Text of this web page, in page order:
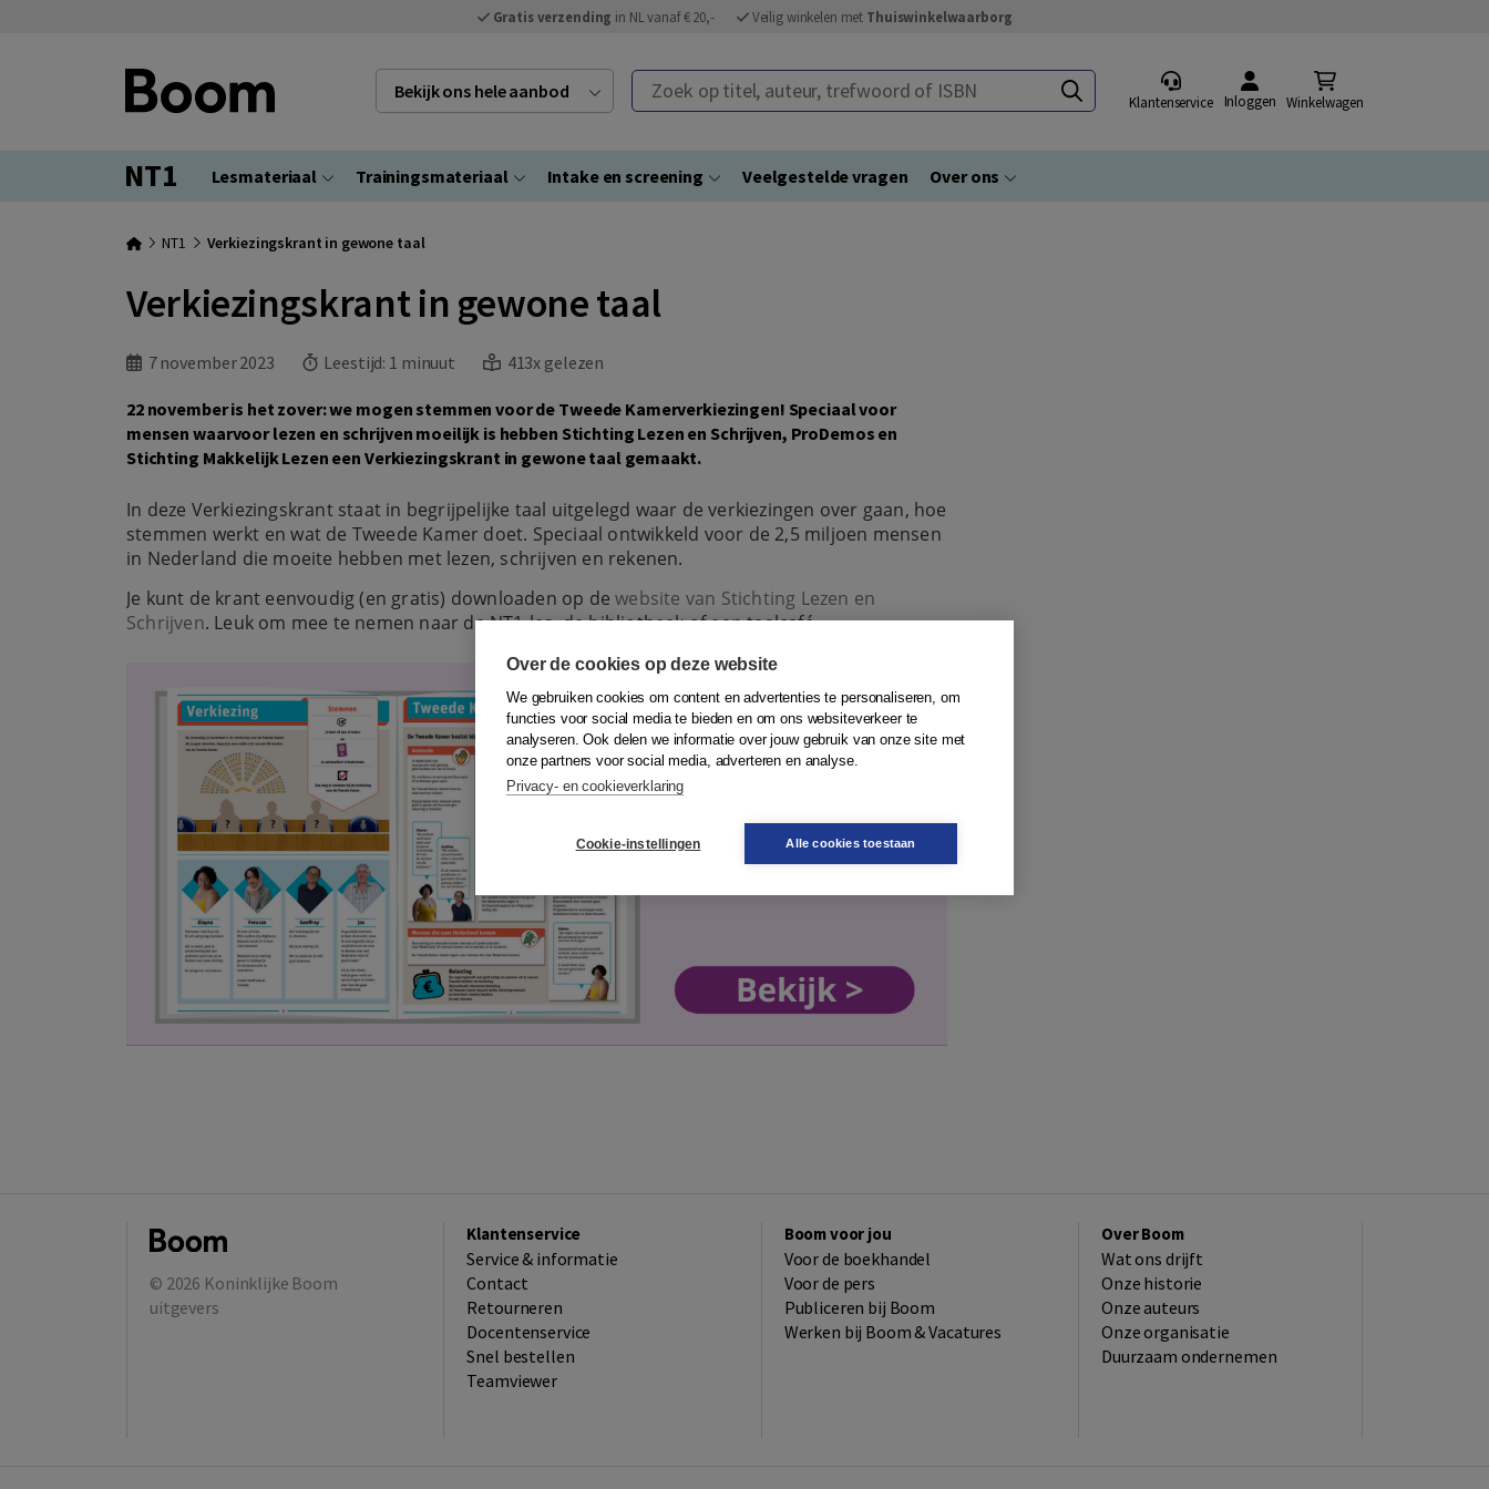
Gratis verzending in NL vanaf € 20,- Veilig winkelen met Thuiswinkelwaarborg
Bekijk ons hele aanbod Zoek op titel, auteur, trefwoord of ISBN
Klantenservice Inloggen Winkelwagen
NT1 Lesmateriaal Trainingsmateriaal Intake en screening Veelgestelde vragen Over ons
NT1 Verkiezingskrant in gewone taal
Verkiezingskrant in gewone taal
7 november 2023 Leestijd: 1 minuut 413x gelezen
22 november is het zover: we mogen stemmen voor de Tweede Kamerverkiezingen! Speciaal voor
mensen waarvoor lezen en schrijven moeilijk is hebben Stichting Lezen en Schrijven, ProDemos en
Stichting Makkelijk Lezen een Verkiezingskrant in gewone taal gemaakt.
In deze Verkiezingskrant staat in begrijpelijke taal uitgelegd waar de verkiezingen over gaan, hoe
stemmen werkt en wat de Tweede Kamer doet. Speciaal ontwikkeld voor de 2,5 miljoen mensen
in Nederland die moeite hebben met lezen, schrijven en rekenen.
Je kunt de krant eenvoudig (en gratis) downloaden op dewebsite van Stichting Lezen en
Schrijven. Leuk om mee te nemen naar de NT1-les, de bibliotheek of een taalcafé.
© 2026 Koninklijke Boom
uitgevers
Klantenservice
Service & informatie
Contact
Retourneren
Docentenservice
Snel bestellen
Teamviewer
Boom voor jou
Voor de boekhandel
Voor de pers
Publiceren bij Boom
Werken bij Boom & Vacatures
Over Boom
Wat ons drijft
Onze historie
Onze auteurs
Onze organisatie
Duurzaam ondernemen
Over de cookies op deze website
We gebruiken cookies om content en advertenties te personaliseren, om
functies voor social media te bieden en om ons websiteverkeer te
analyseren. Ook delen we informatie over jouw gebruik van onze site met
onze partners voor social media, adverteren en analyse.
Privacy- en cookieverklaring
Cookie-instellingen Alle cookies toestaan